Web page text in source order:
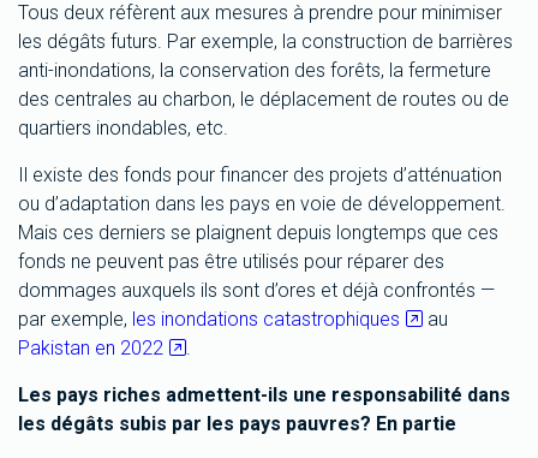
Tous deux réfèrent aux mesures à prendre pour minimiser
les dégâts futurs. Par exemple, la construction de barrières
anti-inondations, la conservation des forêts, la fermeture
des centrales au charbon, le déplacement de routes ou de
quartiers inondables, etc.
Il existe des fonds pour financer des projets d’atténuation
ou d’adaptation dans les pays en voie de développement.
Mais ces derniers se plaignent depuis longtemps que ces
fonds ne peuvent pas être utilisés pour réparer des
dommages auxquels ils sont d’ores et déjà confrontés —
par exemple, les inondations catastrophiques
au
Pakistan en 2022
.
Les pays riches admettent-ils une responsabilité dans
les dégâts subis par les pays pauvres? En partie